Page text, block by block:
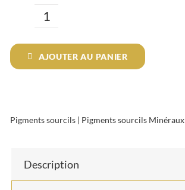
quantité
de
N°10
AJOUTER AU PANIER
Pigments sourcils | Pigments sourcils Minéraux
Description